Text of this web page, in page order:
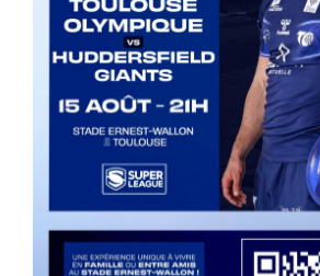
Share your love
PREVIOUSPOST
Programme du week-end des 18 et 19 novembre